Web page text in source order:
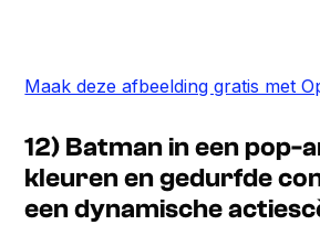
Maak deze afbeelding gratis met
12) Batman in een pop-
kleuren en gedurfde
een dynamische